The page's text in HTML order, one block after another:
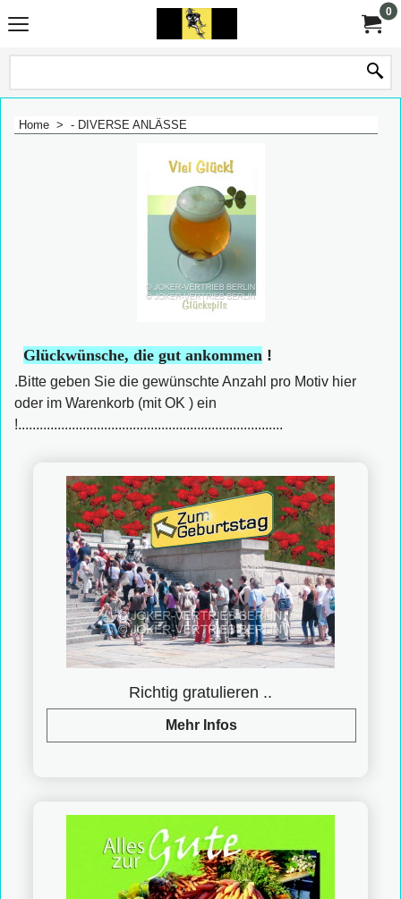
0
Home > - DIVERSE ANLÄSSE
Glückwünsche, die gut ankommen !
.Bitte geben Sie die gewünschte Anzahl pro Motiv hier
oder im Warenkorb (mit OK ) ein
!..........................................................................
Richtig gratulieren ..
Mehr Infos